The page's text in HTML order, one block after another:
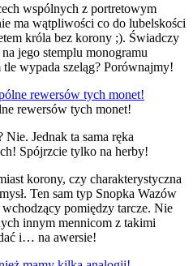
wspólnych z portretowym
ma wątpliwości co do lubelskości
króla bez korony ;). Świadczy
jego stemplu monogramu
wypada szeląg? Porównajmy!
rewersów tych monet!
Jednak ta sama ręka
Spójrzcie tylko na herby!
korony, czy charakterystyczna
Ten sam typ Snopka Wazów
pomiędzy tarcze. Nie
innym mennicom z takimi
i… na awersie!